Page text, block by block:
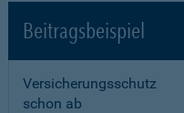
Beitragsbeispiel
Versicherungsschutz
schon ab